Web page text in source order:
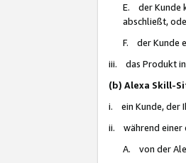
E. der Kunde
abschließt,
F. der Kunde
iii. das Produkt
(b) Alexa Skill-
i. ein Kunde, der
ii. während einer
A. von der